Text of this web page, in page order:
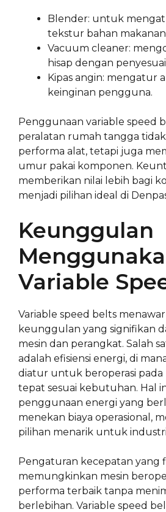
Blender: untuk
tekstur bahan
Vacuum cleaner:
hisap dengan
Kipas angin: mengatur
keinginan pengguna.
Penggunaan variable speed
peralatan rumah tangga
performa alat, tetapi juga
umur pakai komponen.
memberikan nilai lebih bagi
menjadi pilihan ideal di
Keunggulan
Variable
Variable speed belts
keunggulan yang signifikan
mesin dan perangkat. Salah
adalah efisiensi energi, di
diatur untuk beroperasi pada
tepat sesuai kebutuhan. Hal
penggunaan energi yang
menekan biaya operasional,
pilihan menarik untuk
Pengaturan kecepatan yang
memungkinkan mesin
performa terbaik tanpa
berlebihan. Variable speed